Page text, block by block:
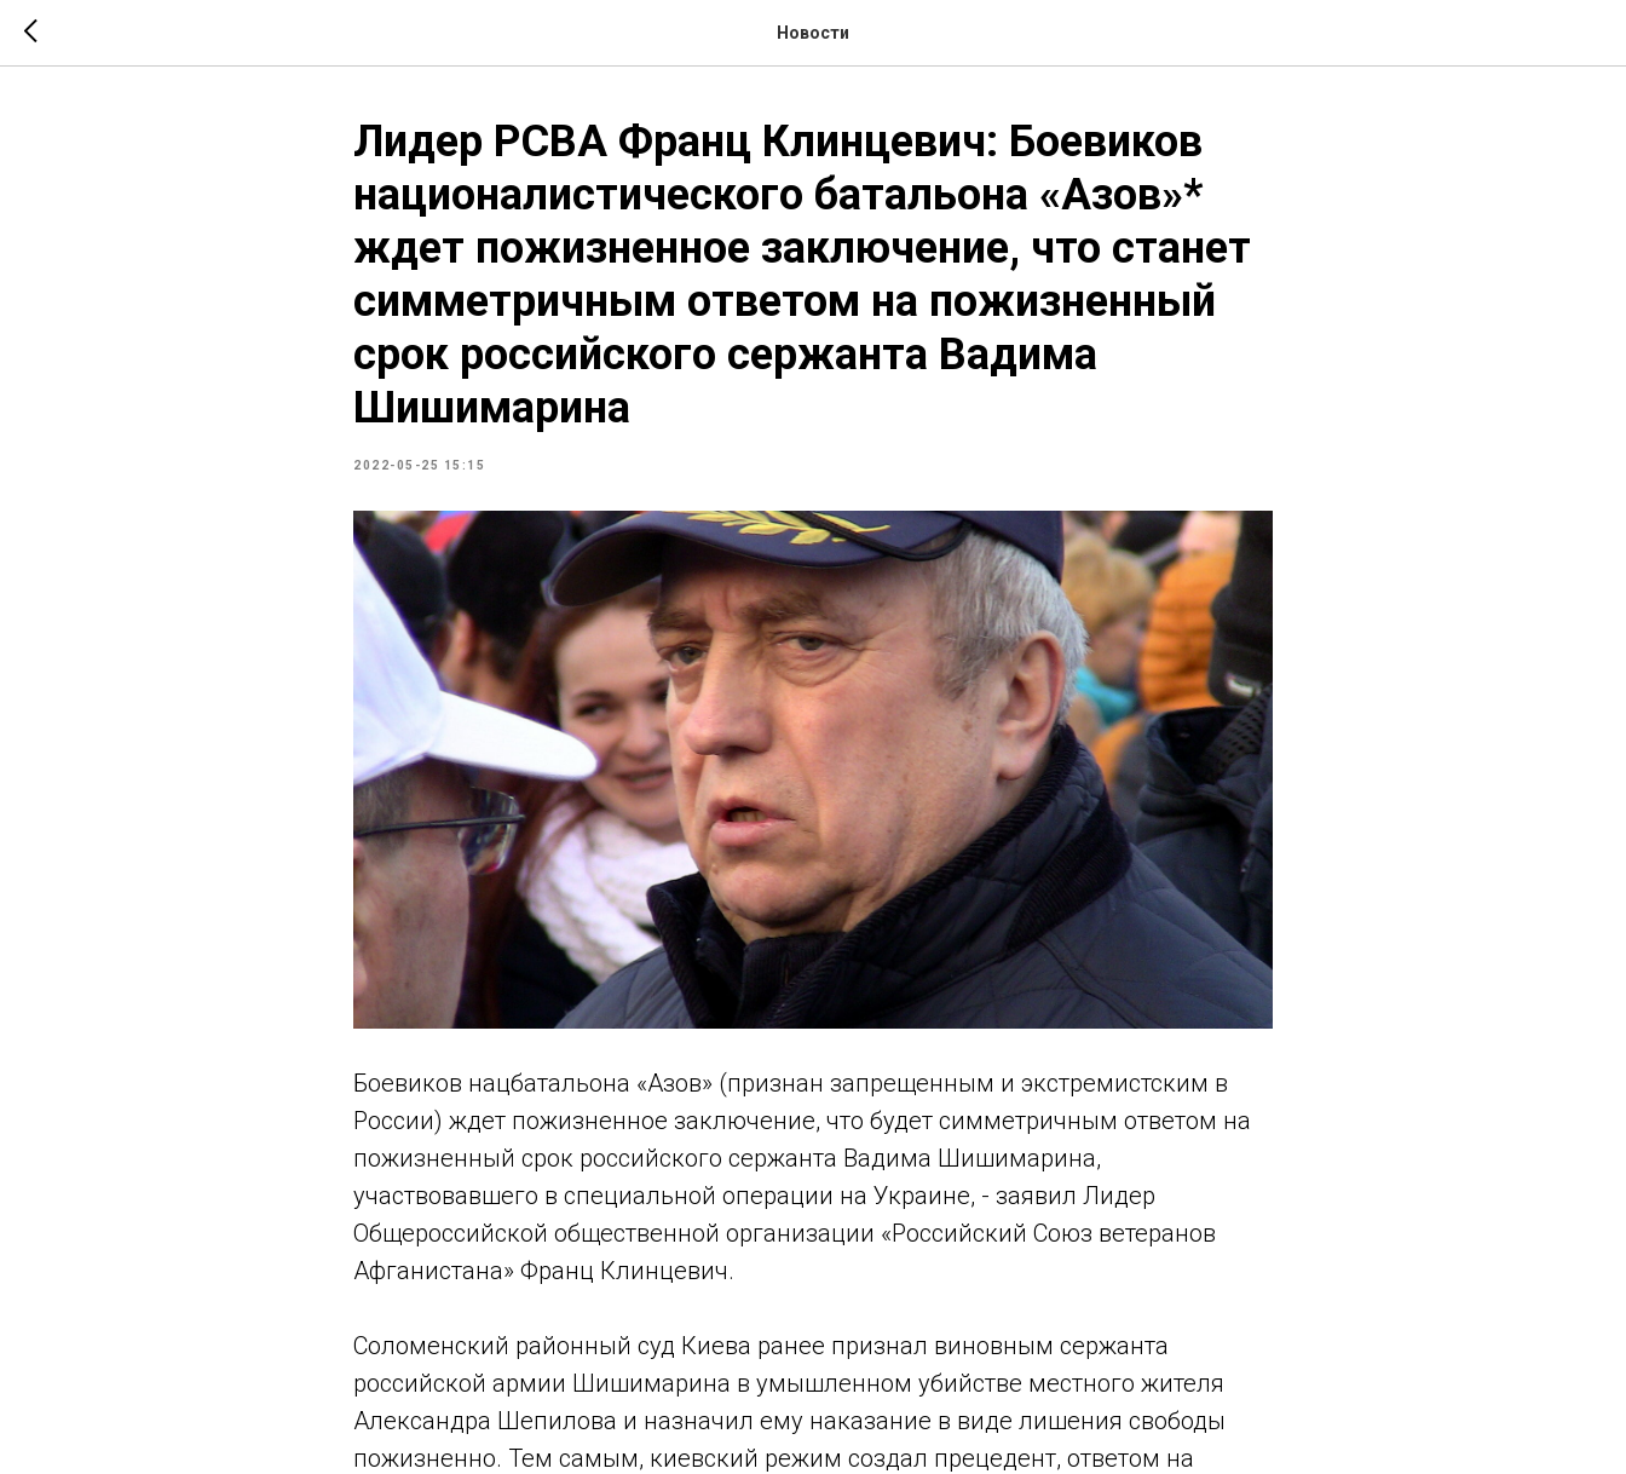
Новости
Лидер РСВА Франц Клинцевич: Боевиков
националистического батальона «Азов»*
ждет пожизненное заключение, что станет
симметричным ответом на пожизненный
срок российского сержанта Вадима
Шишимарина
2022-05-25 15:15
Боевиков нацбатальона «Азов» (признан запрещенным и экстремистским в
России) ждет пожизненное заключение, что будет симметричным ответом на
пожизненный срок российского сержанта Вадима Шишимарина,
участвовавшего в специальной операции на Украине, - заявил Лидер
Общероссийской общественной организации «Российский Союз ветеранов
Афганистана» Франц Клинцевич.
Соломенский районный суд Киева ранее признал виновным сержанта
российской армии Шишимарина в умышленном убийстве местного жителя
Александра Шепилова и назначил ему наказание в виде лишения свободы
пожизненно. Тем самым, киевский режим создал прецедент, ответом на